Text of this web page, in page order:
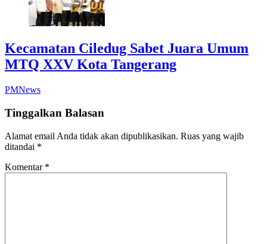
Kecamatan Ciledug Sabet Juara Umum
MTQ XXV Kota Tangerang
PMNews
Tinggalkan Balasan
Alamat email Anda tidak akan dipublikasikan. Ruas yang wajib
ditandai *
Komentar *